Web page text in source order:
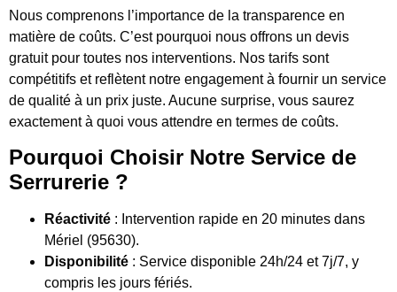
Nous comprenons l’importance de la transparence en
matière de coûts. C’est pourquoi nous offrons un devis
gratuit pour toutes nos interventions. Nos tarifs sont
compétitifs et reflètent notre engagement à fournir un service
de qualité à un prix juste. Aucune surprise, vous saurez
exactement à quoi vous attendre en termes de coûts.
Pourquoi Choisir Notre Service de
Serrurerie ?
Réactivité : Intervention rapide en 20 minutes dans
Mériel (95630).
Disponibilité : Service disponible 24h/24 et 7j/7, y
compris les jours fériés.